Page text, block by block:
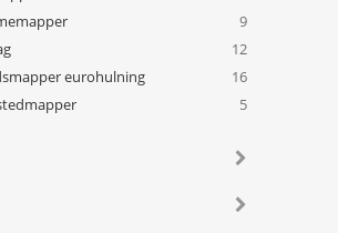
9
12
eurohulning
16
5